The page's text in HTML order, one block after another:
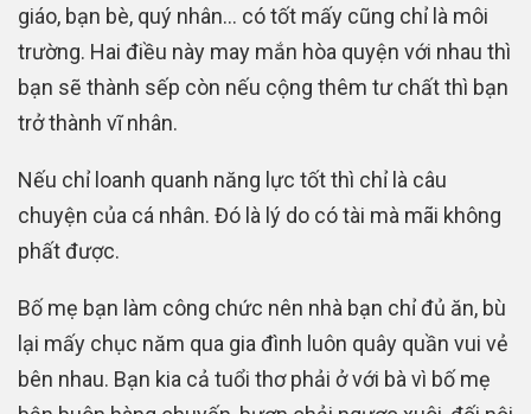
giáo, bạn bè, quý nhân… có tốt mấy cũng chỉ là môi
trường. Hai điều này may mắn hòa quyện với nhau thì
bạn sẽ thành sếp còn nếu cộng thêm tư chất thì bạn
trở thành vĩ nhân.
Nếu chỉ loanh quanh năng lực tốt thì chỉ là câu
chuyện của cá nhân. Đó là lý do có tài mà mãi không
phất được.
Bố mẹ bạn làm công chức nên nhà bạn chỉ đủ ăn, bù
lại mấy chục năm qua gia đình luôn quây quần vui vẻ
bên nhau. Bạn kia cả tuổi thơ phải ở với bà vì bố mẹ